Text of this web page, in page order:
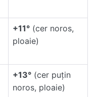
+11° (cer noros,
ploaie)
+13° (cer puţin
noros, ploaie)